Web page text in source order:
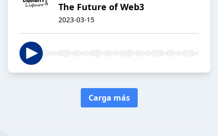
The Future of Web3
2023-03-15
Carga más